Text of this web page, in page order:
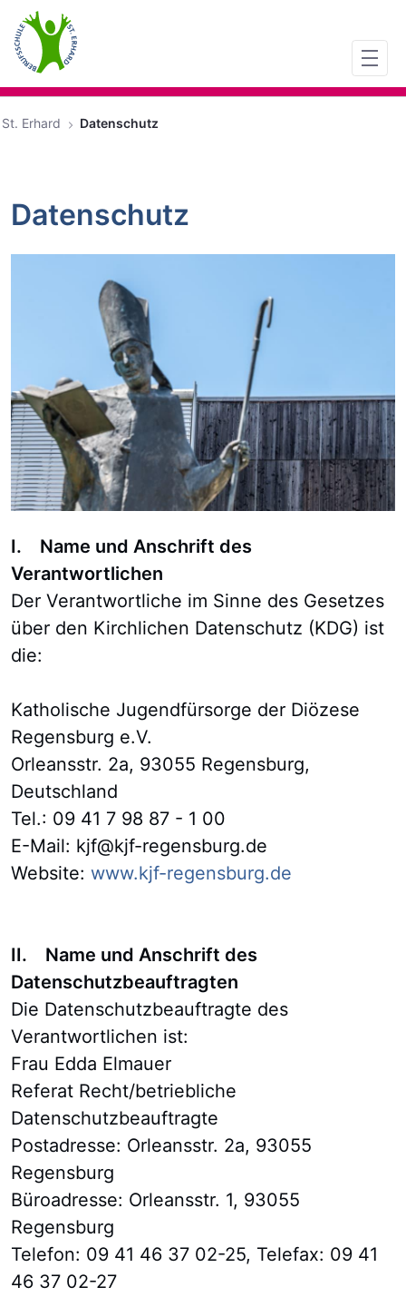
Zum Hauptinhalt springen
St. Erhard Datenschutz
Datenschutz
I. Name und Anschrift des
Verantwortlichen
Der Verantwortliche im Sinne des Gesetzes
über den Kirchlichen Datenschutz (KDG) ist
die:
Katholische Jugendfürsorge der Diözese
Regensburg e.V.
Orleansstr. 2a, 93055 Regensburg,
Deutschland
Tel.: 09 41 7 98 87 - 1 00
E-Mail: kjf@kjf-regensburg.de
Website: www.kjf-regensburg.de
II. Name und Anschrift des
Datenschutzbeauftragten
Die Datenschutzbeauftragte des
Verantwortlichen ist:
Frau Edda Elmauer
Referat Recht/betriebliche
Datenschutzbeauftragte
Postadresse: Orleansstr. 2a, 93055
Regensburg
Büroadresse: Orleansstr. 1, 93055
Regensburg
Telefon: 09 41 46 37 02-25, Telefax: 09 41
46 37 02-27